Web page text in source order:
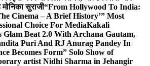
सुराजी“From Hollywood To India:
Cinema – A Brief History’” Most
Choice For MediaKakali
Glam Beat 2.0 With Archana Gautam,
Puri And RJ Anurag Pandey In
Becomes Form” Solo Show of
artist Nidhi Sharma in Jehangir